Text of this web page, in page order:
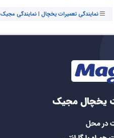
نمایندگی تعمیرات یخچال |نمایندگی مجیک